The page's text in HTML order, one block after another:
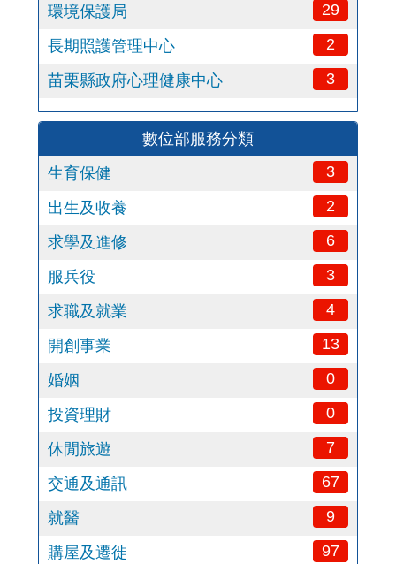
環境保護局 29
長期照護管理中心 2
苗栗縣政府心理健康中心 3
數位部服務分類
生育保健
3
出生及收養 2
求學及進修 6
服兵役 3
求職及就業 4
開創事業 13
婚姻 0
投資理財 0
休閒旅遊 7
交通及通訊 67
就醫 9
購屋及遷徙 97